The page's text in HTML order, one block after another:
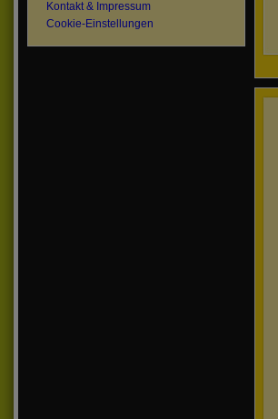
Kontakt & Impressum
Cookie-Einstellungen